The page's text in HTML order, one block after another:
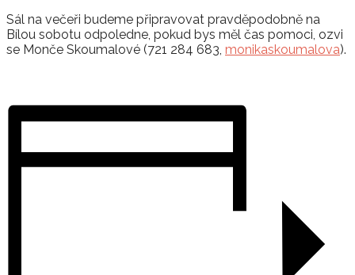
Sál na večeři budeme připravovat pravděpodobně na
Bílou sobotu odpoledne, pokud bys měl čas pomoci, ozvi
se Monče Skoumalové (721 284 683, monikaskoumalova).